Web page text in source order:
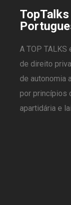
A TOP
de direito
de autonomia
por princípios
apartidária e